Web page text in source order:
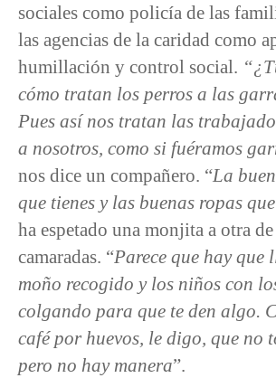
sociales como policía de las
las agencias de la caridad como
humillación y control social.
cómo tratan los perros a las
Pues así nos tratan las
a nosotros, como si fuéramos
nos dice un compañero. “La
que tienes y las buenas ropas
ha espetado una monjita a otra
camaradas. “Parece que hay que
moño recogido y los niños con
colgando para que te den algo.
café por huevos, le digo, que no
pero no hay manera”.